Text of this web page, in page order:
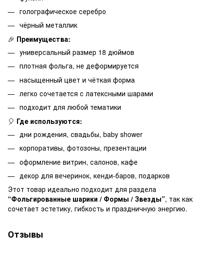
голографическое серебро
чёрный металлик
🎉 Преимущества:
универсальный размер 18 дюймов
плотная фольга, не деформируется
насыщенный цвет и чёткая форма
легко сочетается с латексными шарами
подходит для любой тематики
🎈 Где используются:
дни рождения, свадьбы, baby shower
корпоративы, фотозоны, презентации
оформление витрин, салонов, кафе
декор для вечеринок, кенди-баров, подарков
Этот товар идеально подходит для раздела
“Фольгированные шарики / Формы / Звезды”, так как
сочетает эстетику, гибкость и праздничную энергию.
Отзывы